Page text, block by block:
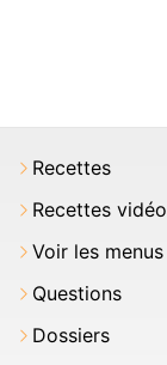
Recettes
Recettes vidéo
Voir les menus
Questions
Dossiers